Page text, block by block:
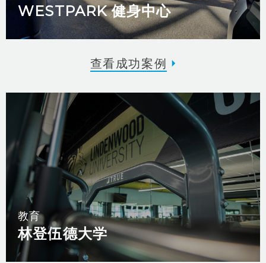
WESTPARK 健身中心
查看成功案例
教育
林登伍德大学